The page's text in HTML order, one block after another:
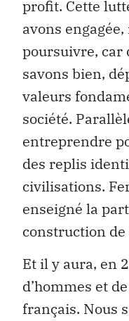
profit. Cette
avons
poursuivre, car
savons bien,
valeurs
société.
entreprendre
des replis
civilisations.
enseigné la
construction
Et il y aura, en
d’hommes et
français. Nous